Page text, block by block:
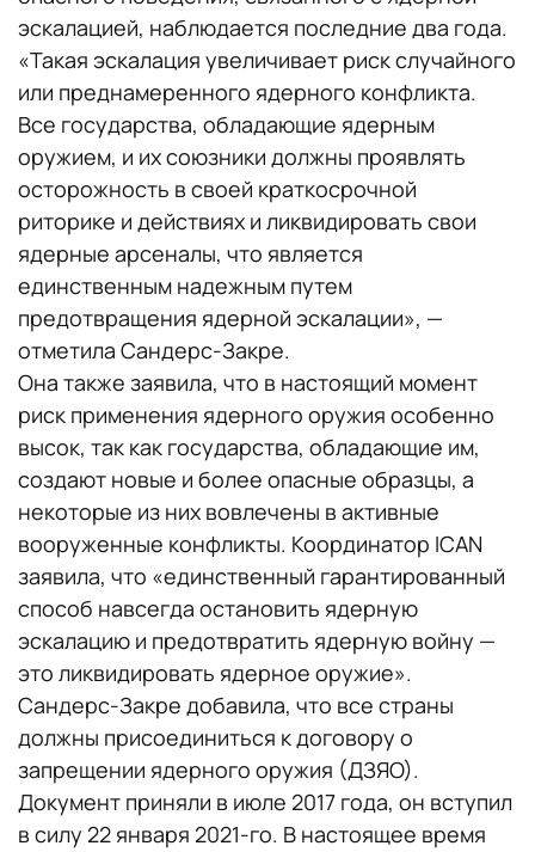
эскалацией, наблюдается последние два года.
«Такая эскалация увеличивает риск случайного
или преднамеренного ядерного конфликта.
Все государства, обладающие ядерным
оружием, и их союзники должны проявлять
осторожность в своей краткосрочной
риторике и действиях и ликвидировать свои
ядерные арсеналы, что является
единственным надежным путем
предотвращения ядерной эскалации», —
отметила Сандерс-Закре.
Она также заявила, что в настоящий момент
риск применения ядерного оружия особенно
высок, так как государства, обладающие им,
создают новые и более опасные образцы, а
некоторые из них вовлечены в активные
вооруженные конфликты. Координатор ICAN
заявила, что «единственный гарантированный
способ навсегда остановить ядерную
эскалацию и предотвратить ядерную войну —
это ликвидировать ядерное оружие».
Сандерс-Закре добавила, что все страны
должны присоединиться к договору о
запрещении ядерного оружия (ДЗЯО).
Документ приняли в июле 2017 года, он вступил
в силу 22 января 2021-го. В настоящее время